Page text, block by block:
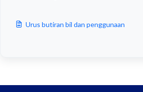
Urus butiran bil dan penggunaan